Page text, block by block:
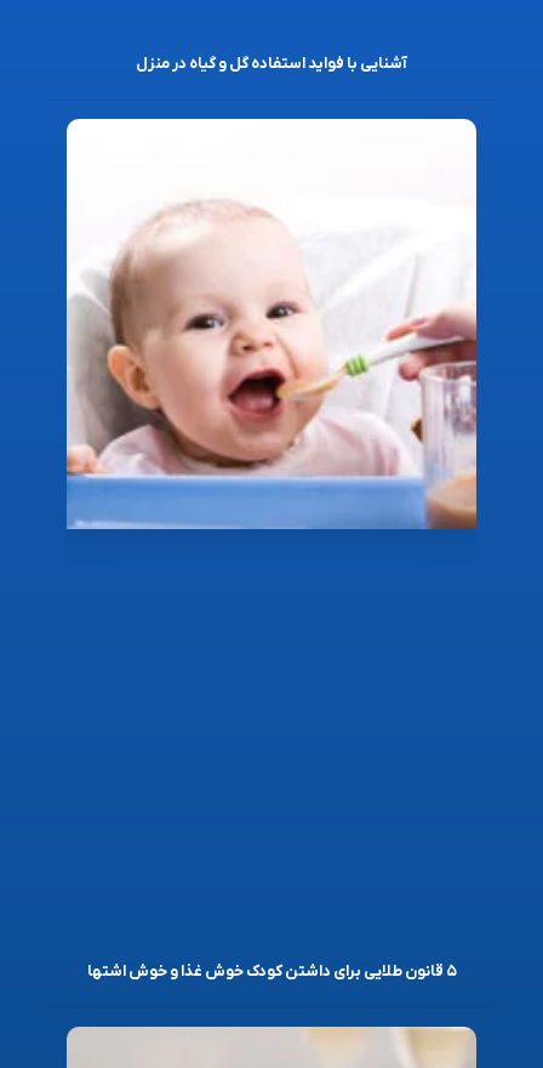
آشنایی با فواید استفاده گل و گیاه در منزل
۵ قانون طلایی برای داشتن کودک خوش غذا و خوش اشتها